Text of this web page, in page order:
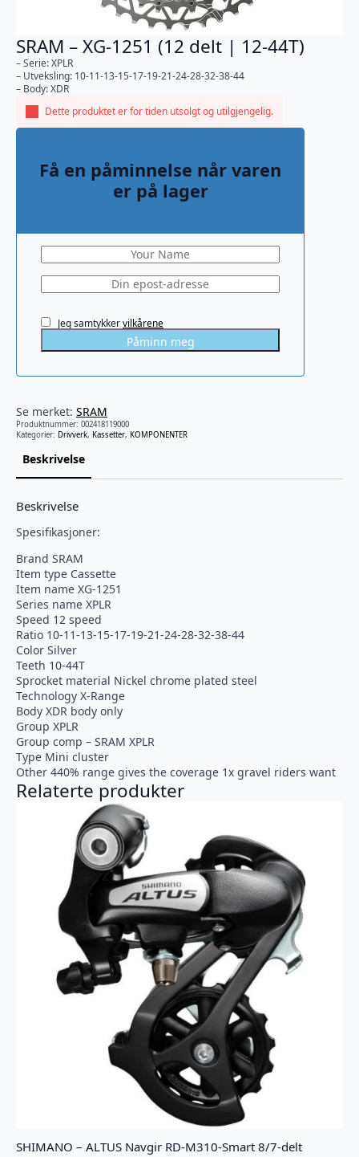
SRAM – XG-1251 (12 delt | 12-44T)
– Serie: XPLR
– Utveksling: 10-11-13-15-17-19-21-24-28-32-38-44
– Body: XDR
Dette produktet er for tiden utsolgt og utilgjengelig.
Få en påminnelse når varen
er på lager
Jeg samtykkervilkårene
Påminn meg
Se merket: SRAM
Produktnummer: 002418119000
Kategorier: Drivverk, Kassetter, KOMPONENTER
Beskrivelse
Beskrivelse
Spesifikasjoner:
Brand SRAM
Item type Cassette
Item name XG-1251
Series name XPLR
Speed 12 speed
Ratio 10-11-13-15-17-19-21-24-28-32-38-44
Color Silver
Teeth 10-44T
Sprocket material Nickel chrome plated steel
Technology X-Range
Body XDR body only
Group XPLR
Group comp – SRAM XPLR
Type Mini cluster
Other 440% range gives the coverage 1x gravel riders want
Relaterte produkter
SHIMANO – ALTUS Navgir RD-M310-Smart 8/7-delt